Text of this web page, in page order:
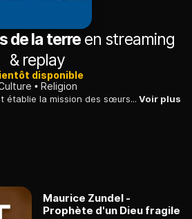
de la terre en streaming
& replay
disponible
Religion
A Chilón, au Mexique, est établie la mission des sœurs du Divin Pasteur. La région est très pauvre et la famine y sévit. A travers leurs ateliers Les Gardiens de la terre, les sœurs tentent de nourrir les familles et de protéger la nature. Elles doivent faire face aux attaques des narcos et des militaires, au péril de leur vie, mais elles ne peuvent s'arrêter, car elles sont le seul espoir de ces enfants indiens Tseltal dans la pauvreté absolue. Voir plus
Maurice Zundel -
Prophète d'un Dieu fragile